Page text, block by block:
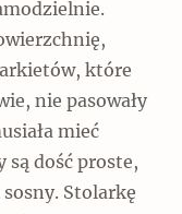
które
nie pasowały
mieć
są dość proste,
Stolarkę